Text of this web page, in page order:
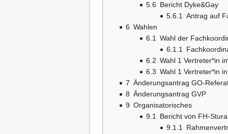
5.6 Bericht Dyke&Gay
5.6.1 Antrag auf
6 Wahlen
6.1 Wahl der
6.1.1
6.2 Wahl 1 Vertreter*in
6.3 Wahl 1 Vertreter*in
7 Änderungsantrag GO-
8 Änderungsantrag GVP
9 Organisatorisches
9.1 Bericht von FH-
9.1.1